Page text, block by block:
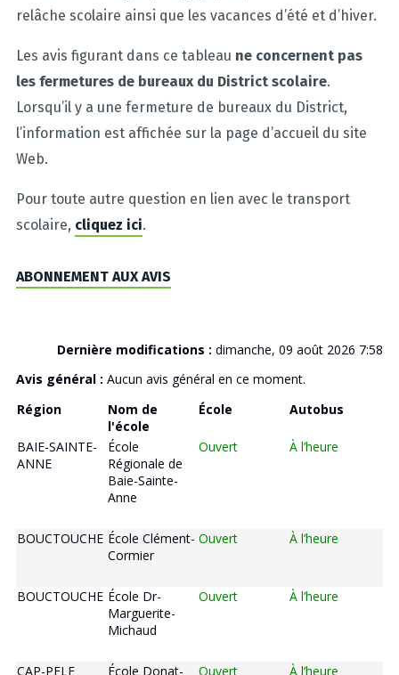
relâche scolaire ainsi que les vacances d’été et d’hiver.
Les avis figurant dans ce tableau ne concernent pas
les fermetures de bureaux du District scolaire.
Lorsqu’il y a une fermeture de bureaux du District,
l’information est affichée sur la page d’accueil du site
Web.
Pour toute autre question en lien avec le transport
scolaire, cliquez ici.
ABONNEMENT AUX AVIS